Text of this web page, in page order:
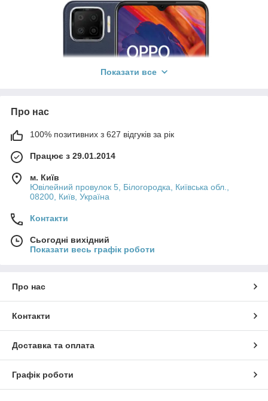
Показати все
Про нас
100% позитивних з 627 відгуків за рік
Працює з 29.01.2014
м. Київ
Ювілейний провулок 5, Білогородка, Київська обл.,
08200, Київ, Україна
Контакти
Сьогодні вихідний
Показати весь графік роботи
Про нас
Контакти
Доставка та оплата
Графік роботи